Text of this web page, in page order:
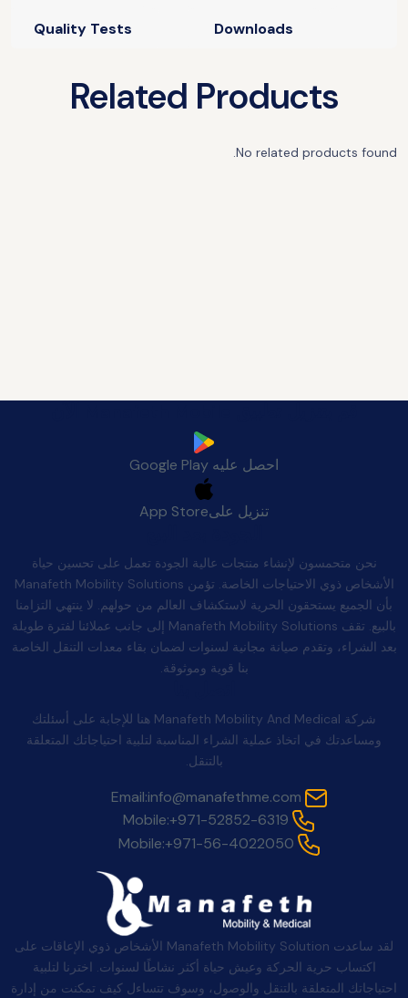
Downloads
Quality Tests
Related Products
No related products found.
احصل عليه Google Play
تنزيل علىApp Store
نحن متحمسون لإنشاء منتجات عالية الجودة تعمل على تحسين حياة
الأشخاص ذوي الاحتياجات الخاصة. تؤمن Manafeth Mobility Solutions
بأن الجميع يستحقون الحرية لاستكشاف العالم من حولهم. لا ينتهي التزامنا
بالبيع. تقف Manafeth Mobility Solutions إلى جانب عملائنا لفترة طويلة
بعد الشراء، وتقدم صيانة مجانية لسنوات لضمان بقاء معدات التنقل الخاصة
بنا قوية وموثوقة.
شركة Manafeth Mobility And Medical هنا للإجابة على أسئلتك
ومساعدتك في اتخاذ عملية الشراء المناسبة لتلبية احتياجاتك المتعلقة
بالتنقل.
Email:info@manafethme.com
Mobile:+971-52852-6319
Mobile:+971-56-4022050
لقد ساعدت Manafeth Mobility Solution الأشخاص ذوي الإعاقات على
اكتساب حرية الحركة وعيش حياة أكثر نشاطًا لسنوات. اخترنا لتلبية
احتياجاتك المتعلقة بالتنقل والوصول، وسوف تتساءل كيف تمكنت من إدارة